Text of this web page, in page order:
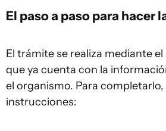
El paso a paso para hacer
El trámite se realiza mediante el
que ya cuenta con la
el organismo. Para completarlo,
instrucciones: